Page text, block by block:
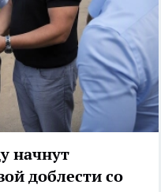
начнут
доблести со